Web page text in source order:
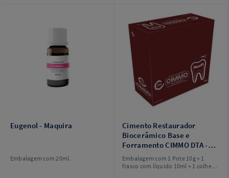
Eugenol - Maquira
Embalagem com 20ml.
Cimento Restaurador
Biocerâmico Base e
Forramento CIMMO DTA -
Cimmo
Embalagem com 1 Pote 10g + 1
frasco com líquido 10ml + 1 colher